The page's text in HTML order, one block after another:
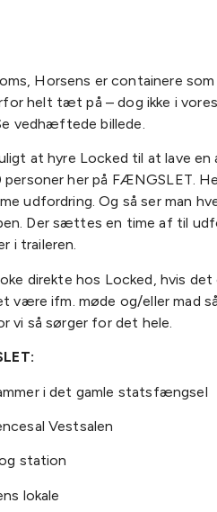
Horsens er containere
helt tæt på – dog ikke i
vedhæftede billede.
at hyre Locked til at lave en
her på FÆNGSLET.
udfordring. Og så ser man
Der sættes en time af til
i traileren.
direkte hos Locked, hvis det
være ifm. møde og/eller mad
vi så sørger for det hele.
i det gamle statsfængsel
Vestsalen
station
lokale